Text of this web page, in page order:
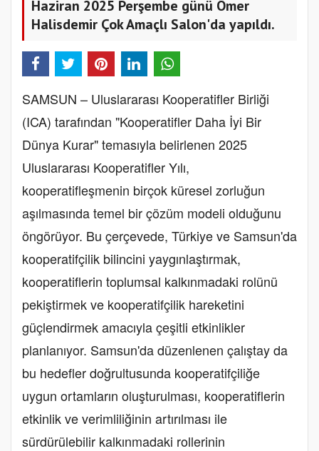
Haziran 2025 Perşembe günü Ömer
Halisdemir Çok Amaçlı Salon'da yapıldı.
SAMSUN – Uluslararası Kooperatifler Birliği
(ICA) tarafından "Kooperatifler Daha İyi Bir
Dünya Kurar" temasıyla belirlenen 2025
Uluslararası Kooperatifler Yılı,
kooperatifleşmenin birçok küresel zorluğun
aşılmasında temel bir çözüm modeli olduğunu
öngörüyor. Bu çerçevede, Türkiye ve Samsun'da
kooperatifçilik bilincini yaygınlaştırmak,
kooperatiflerin toplumsal kalkınmadaki rolünü
pekiştirmek ve kooperatifçilik hareketini
güçlendirmek amacıyla çeşitli etkinlikler
planlanıyor. Samsun'da düzenlenen çalıştay da
bu hedefler doğrultusunda kooperatifçiliğe
uygun ortamların oluşturulması, kooperatiflerin
etkinlik ve verimliliğinin artırılması ile
sürdürülebilir kalkınmadaki rollerinin